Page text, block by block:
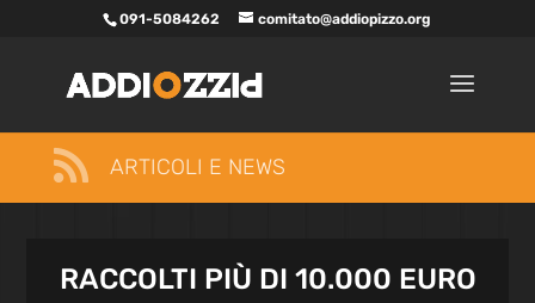
091-5084262 comitato@addiopizzo.org
 ARTICOLI E NEWS
RACCOLTI PIÙ DI 10.000 EURO